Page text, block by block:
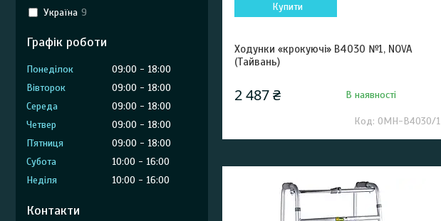
Купити
Ходунки «крокуючі» В4030 №1, NOVA
(Тайвань)
2 487 ₴ В наявності
ОМН-B4030/1
Україна 9
Графік роботи
Понеділок 09:00
18:00
Вівторок
09:00
18:00
Середа
09:00
18:00
Четвер
09:00
18:00
Пʼятниця
09:00
18:00
Субота
10:00
16:00
Неділя
10:00 16:00
Контакти